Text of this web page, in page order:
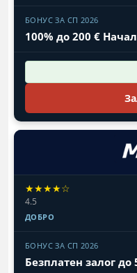
БОНУС ЗА СП 2026
100% до 200 €
★★★★☆
4.5
ДОБРО
БОНУС ЗА СП 2026
Безплатен залог до